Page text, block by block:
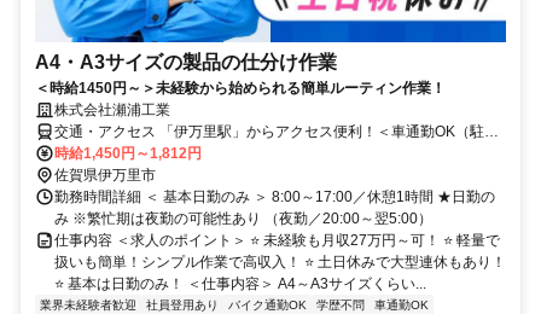
A4・A3サイズの製品の仕分け作業
＜時給1450円～＞未経験から始められる簡単ルーティン作業！
株式会社瀬浦工業
交通・アクセス 「伊万里駅」からアクセス便利！＜車通勤OK（駐車
場無料）＞
時給1,450円～1,812円
佐賀県伊万里市
勤務時間詳細 ＜ 基本日勤のみ ＞ 8:00～17:00／休憩1時間 ★日勤の
み ※繁忙期は夜勤の可能性あり （夜勤／20:00～翌5:00）
仕事内容 ＜求人のポイント＞ ⭐ 未経験も月収27万円～可！ ⭐ 軽量で
扱いも簡単！シンプル作業で高収入！ ⭐ 土日休みで大型連休もあり！
⭐ 基本は日勤のみ！ ＜仕事内容＞ A4～A3サイズくらい...
業界未経験者歓迎 社員登用あり バイク通勤OK 学歴不問
車通勤OK